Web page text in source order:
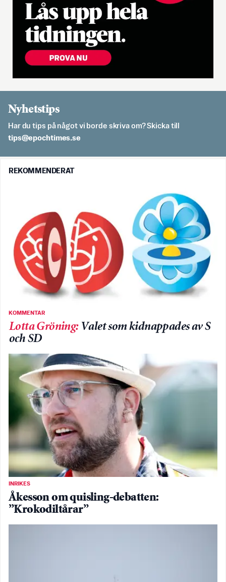
Nyhetstips
Har du tips på något vi borde skriva om? Skicka till
es.semithcope@spit
REKOMMENDERAT
KOMMENTAR
Lotta Gröning: Valet som kidnappades av S
och SD
INRIKES
Åkesson om quisling-debatten:
”Krokodiltårar”